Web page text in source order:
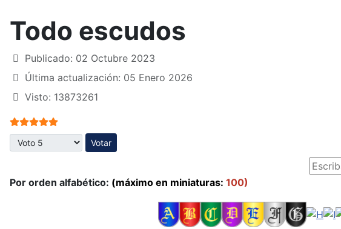
Todo escudos
Publicado: 02 Octubre 2023
Última actualización: 05 Enero 2026
Visto: 13873261
Ratio:5/5
Por favor, vote
Por orden alfabético: (máximo en miniaturas: 100)